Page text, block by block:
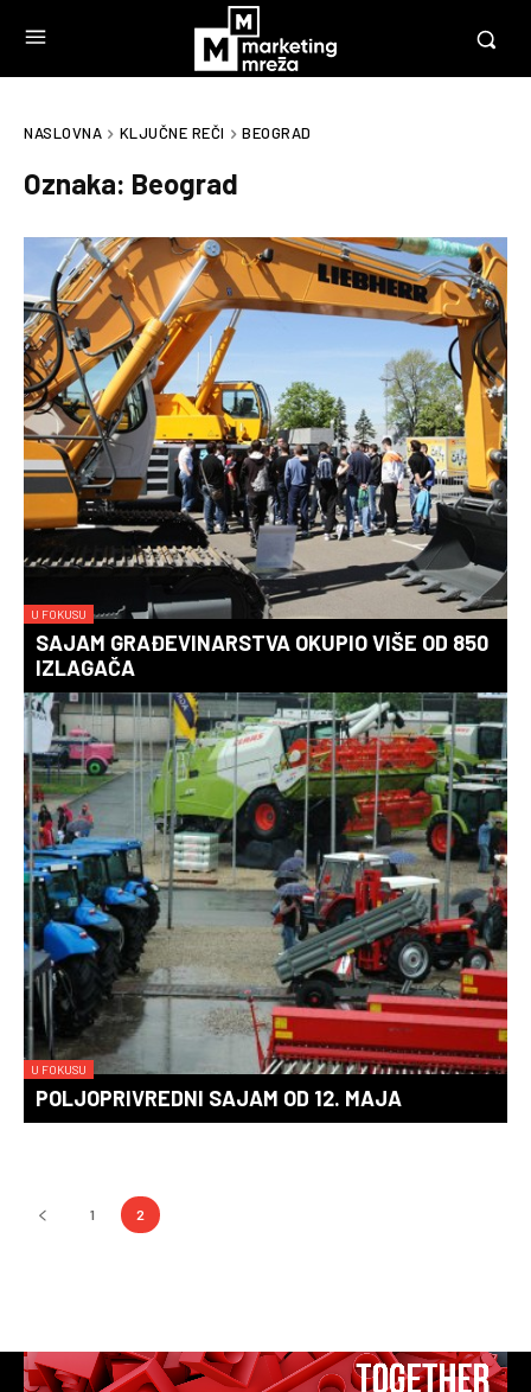
NASLOVNA KLJUČNE REČI BEOGRAD
Oznaka: Beograd
U FOKUSU
SAJAM GRAĐEVINARSTVA OKUPIO VIŠE OD 850
IZLAGAČA
U FOKUSU
POLJOPRIVREDNI SAJAM OD 12. MAJA
1 2